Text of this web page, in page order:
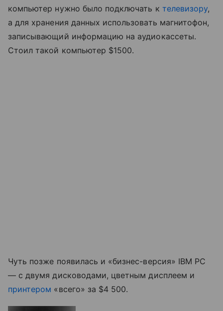
компьютер нужно было подключать к телевизору,
а для хранения данных использовать магнитофон,
записывающий информацию на аудиокассеты.
Стоил такой компьютер $1500.
Чуть позже появилась и «бизнес-версия» IBM PC
— с двумя дисководами, цветным дисплеем и
принтером «всего» за $4 500.